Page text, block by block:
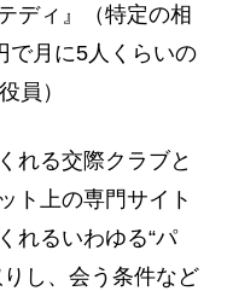
ディ』（特定の相
で月に5人くらいの
員）
れる交際クラブと
ト上の専門サイト
れるいわゆる“パ
し、会う条件など